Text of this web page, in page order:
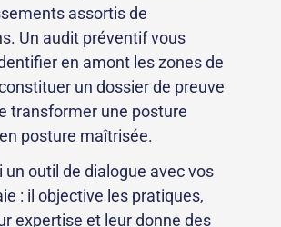
assortis de
Un audit préventif vous
en amont les zones de
un dossier de preuve
transformer une posture
posture maîtrisée.
un outil de dialogue avec vos
: il objective les pratiques,
expertise et leur donne des